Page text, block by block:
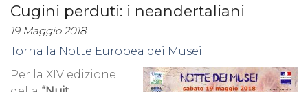
Cugini perduti: i neandertaliani
19 Maggio 2018
Torna la Notte Europea dei Musei
Per la XIV edizione